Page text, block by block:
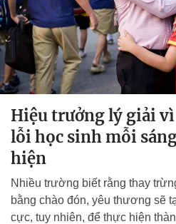
Hiệu trưởng lý giải vì
lỗi học sinh mỗi
hiện
Nhiều trường biết rằng thay
bằng chào đón, yêu thương sẽ
cực, tuy nhiên, để thực hiện